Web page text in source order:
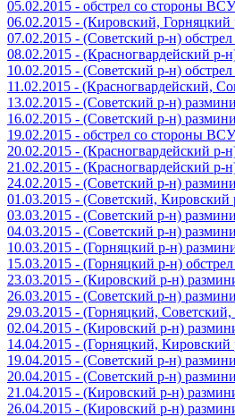
05.02.2015 - обстрел со стороны ВСУ
06.02.2015 - (Кировский,
07.02.2015 - (Советский р-н)
08.02.2015 - (Красногвардейский
10.02.2015 - (Советский р-н)
11.02.2015 - (Красногвардейский,
13.02.2015 - (Советский р-н)
16.02.2015 - (Советский р-н)
19.02.2015 - обстрел со стороны ВСУ
20.02.2015 - (Красногвардейский
21.02.2015 - (Красногвардейский
24.02.2015 - (Советский р-н)
01.03.2015 - (Советский,
03.03.2015 - (Советский р-н)
04.03.2015 - (Советский р-н)
10.03.2015 - (Горняцкий р-н)
15.03.2015 - (Горняцкий р-н)
23.03.2015 - (Кировский р-н)
26.03.2015 - (Советский р-н)
29.03.2015 - (Горняцкий,
02.04.2015 - (Кировский р-н)
14.04.2015 - (Горняцкий,
19.04.2015 - (Советский р-н)
20.04.2015 - (Советский р-н)
21.04.2015 - (Кировский р-н)
26.04.2015 - (Кировский р-н)